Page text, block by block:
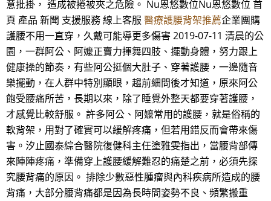
意批掛， 造成被捲被夾之危險。 Nu恩悠數位Nu恩悠數位 首
頁 產品 新聞 支援服務 線上客服 醫療護腰背架推薦企業團購
護腰不用一直穿，久戴可能導更多傷害 2019-07-11 清晨的公
園，一群阿公、阿嬤正賣力揮舞四肢、擺動身體，努力跟上
健康操的節奏，有些阿公挺個大肚子、穿著護腰，一邊隨音
樂擺動，在人群中特別顯眼，趨前細問後才知道，原來阿公
飽受腰痛所苦，長期以來，除了睡覺外整天都要穿著護腰，
才感覺比較舒服。 許多阿公、阿嬤常用的護腰，就是俗稱的
軟背架，用對了確實可以緩解疼痛，但若用錯反而會帶來傷
害。汐止國泰綜合醫院復健科主任塗雅雯指出，當腰背部傳
來陣陣疼痛，準備穿上護腰緩解難忍的痛楚之前，必須先探
究腰背痛的原因。 排除少數惡性腫瘤與內科疾病所造成的腰
背痛，大部分腰背痛都是因為長時間姿勢不良、頻繁搬重